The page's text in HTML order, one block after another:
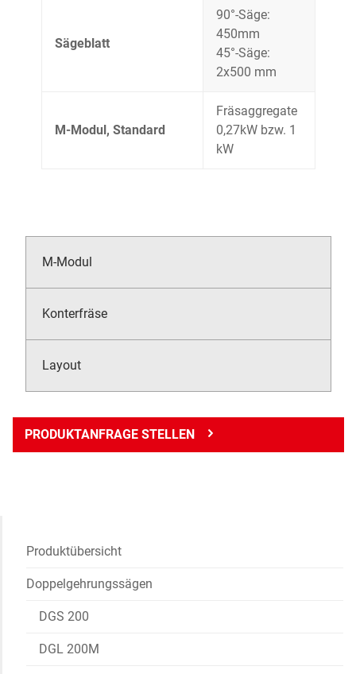
Sägeblatt
90°-Säge:
450mm
45°-Säge:
2x500 mm
M-Modul, Standard
Fräsaggregate
0,27kW bzw. 1
kW
M-Modul
Konterfräse
Layout
PRODUKTANFRAGE STELLEN
Produktübersicht
Doppelgehrungssägen
DGS 200
DGL 200M